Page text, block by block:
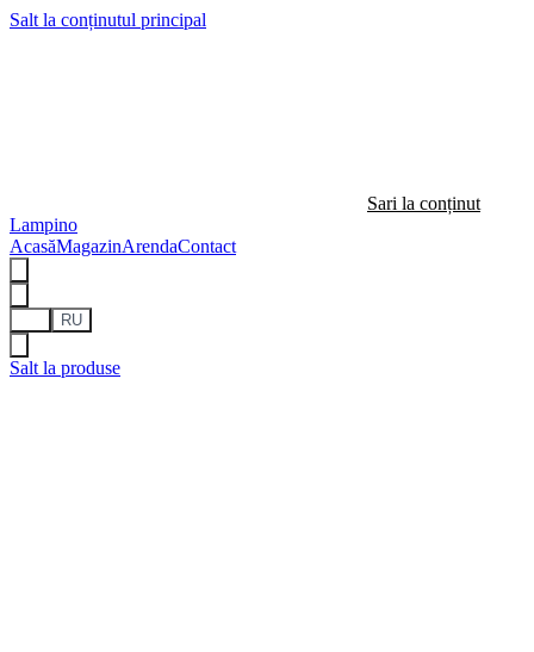
Salt la conținutul principal
Sari la conținut
Lampino
AcasăMagazinArendaContact
RU
Salt la produse